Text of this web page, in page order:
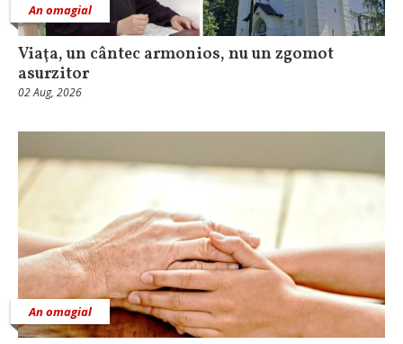
An omagial
Viaţa, un cântec armonios, nu un zgomot
asurzitor
02 Aug, 2026
An omagial